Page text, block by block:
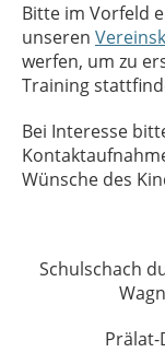
Bitte im Vorfeld
unseren
werfen, um zu
Training
Bei Interesse
Wünsche des
Schulschach
Prälat-